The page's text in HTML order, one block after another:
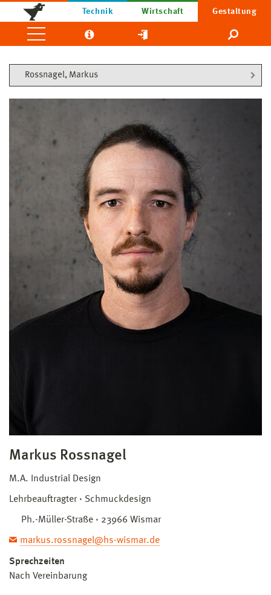
Technik Wirtschaft Gestaltung
Rossnagel, Markus
Markus Rossnagel
M.A. Industrial Design
Lehrbeauftragter Schmuckdesign
Ph.-Müller-Straße · 23966 Wismar
markus.rossnagel@hs-wismar.de
Sprechzeiten
Nach Vereinbarung